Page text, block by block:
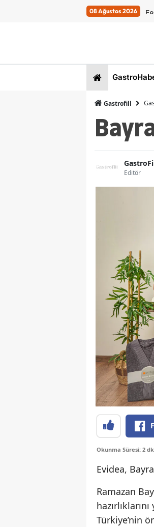
08 Ağustos 2026
Gastrofill
Editör
Okunma Süresi: 2 dk
Evidea,
Ramazan
Türkiye’nin